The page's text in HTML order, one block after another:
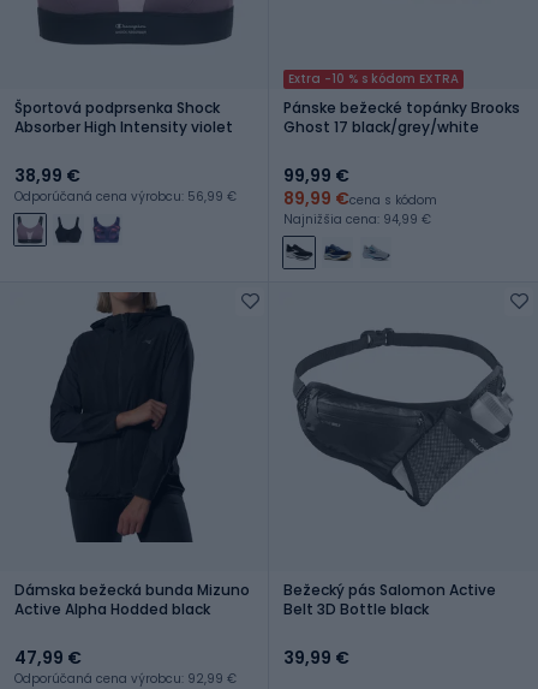
Športová podprsenka Shock
Absorber High Intensity violet
38,99 €
Odporúčaná cena výrobcu: 56,99 €
Extra -10 % s kódom EXTRA
Pánske bežecké topánky Brooks
Ghost 17 black/grey/white
99,99 €
89,99 €cena s kódom
Najnižšia cena: 94,99 €
Dámska bežecká bunda Mizuno
Active Alpha Hodded black
47,99 €
Odporúčaná cena výrobcu: 92,99 €
Bežecký pás Salomon Active
Belt 3D Bottle black
39,99 €